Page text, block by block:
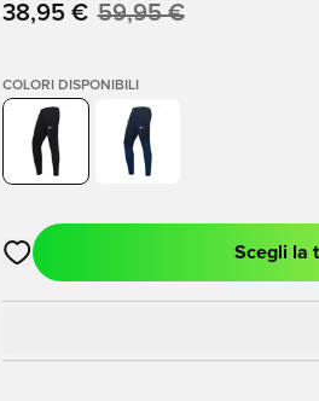
38,95 € 59,95 €
COLORI DISPONIBILI
Apre una finestra modale per
Scegli la